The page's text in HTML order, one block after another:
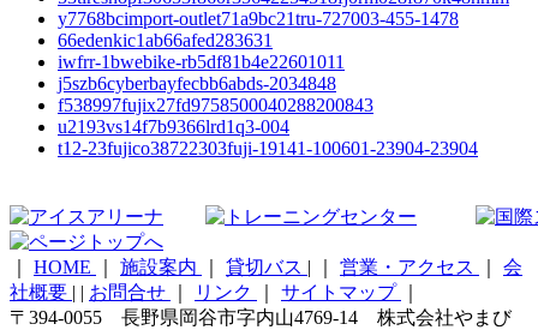
y7768bcimport-outlet71a9bc21tru-727003-455-1478
66edenkic1ab66afed283631
iwfrr-1bwebike-rb5df81b4e22601011
j5szb6cyberbayfecbb6abds-2034848
f538997fujix27fd9758500040288200843
u2193vs14f7b9366lrd1q3-004
t12-23fujico38722303fuji-19141-100601-23904-23904
HOME 施設案内 貸切バス | 営業・アクセス
会
社概要 | | お問合せ リンク サイトマップ
〒394-0055 長野県岡谷市字内山4769-14 株式会社やまび